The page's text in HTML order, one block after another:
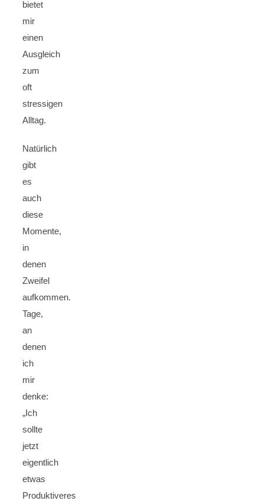
bietet
mir
einen
Ausgleich
zum
oft
stressigen
Alltag.
Natürlich
gibt
es
auch
diese
Momente,
in
denen
Zweifel
aufkommen.
Tage,
an
denen
ich
mir
denke:
„Ich
sollte
jetzt
eigentlich
etwas
Produktiveres